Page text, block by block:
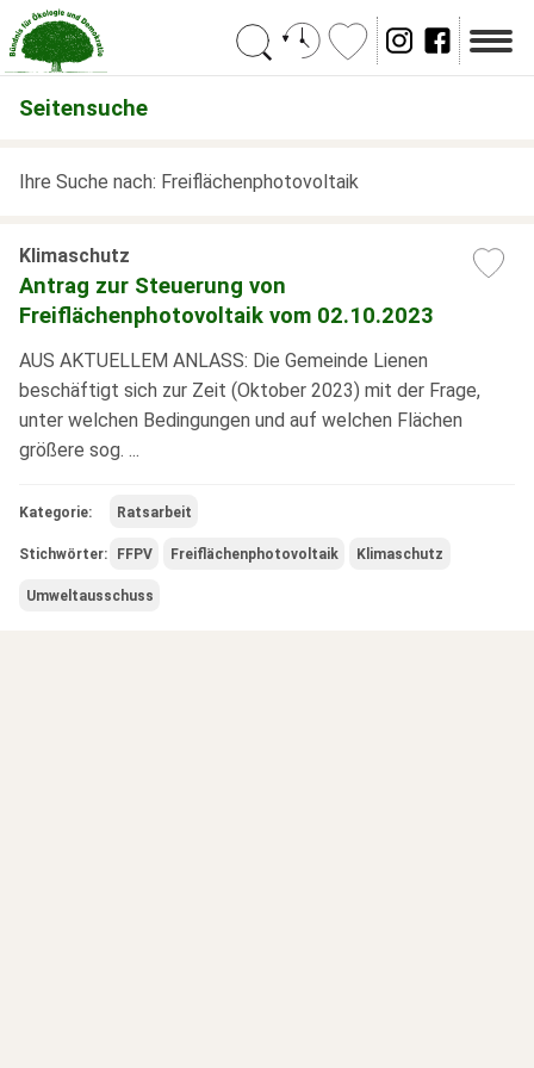
Suchen
Seitensuche
Ihre Suche nach: Freiflächenphotovoltaik
Klimaschutz
Antrag zur Steuerung von
Freiflächenphotovoltaik vom 02.10.2023
AUS AKTUELLEM ANLASS: Die Gemeinde Lienen
beschäftigt sich zur Zeit (Oktober 2023) mit der Frage,
unter welchen Bedingungen und auf welchen Flächen
größere sog. ...
Kategorie: Ratsarbeit
Stichwörter: FFPV Freiflächenphotovoltaik Klimaschutz
Umweltausschuss